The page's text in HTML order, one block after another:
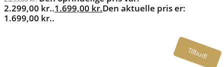
2.299,00 kr..1.699,00 kr.Den aktuelle pris er:
1.699,00 kr..
Tilbud!